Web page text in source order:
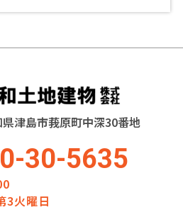
津島市莪原町中深30番地
30-5635
3火曜日